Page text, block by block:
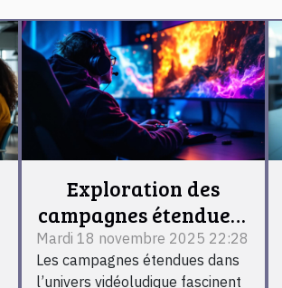
Exploration des
campagnes étendues :
Quels impacts sur
l'expérience joueur ?
Mardi 18 novembre 2025 22:28
Les campagnes étendues dans
l’univers vidéoludique fascinent